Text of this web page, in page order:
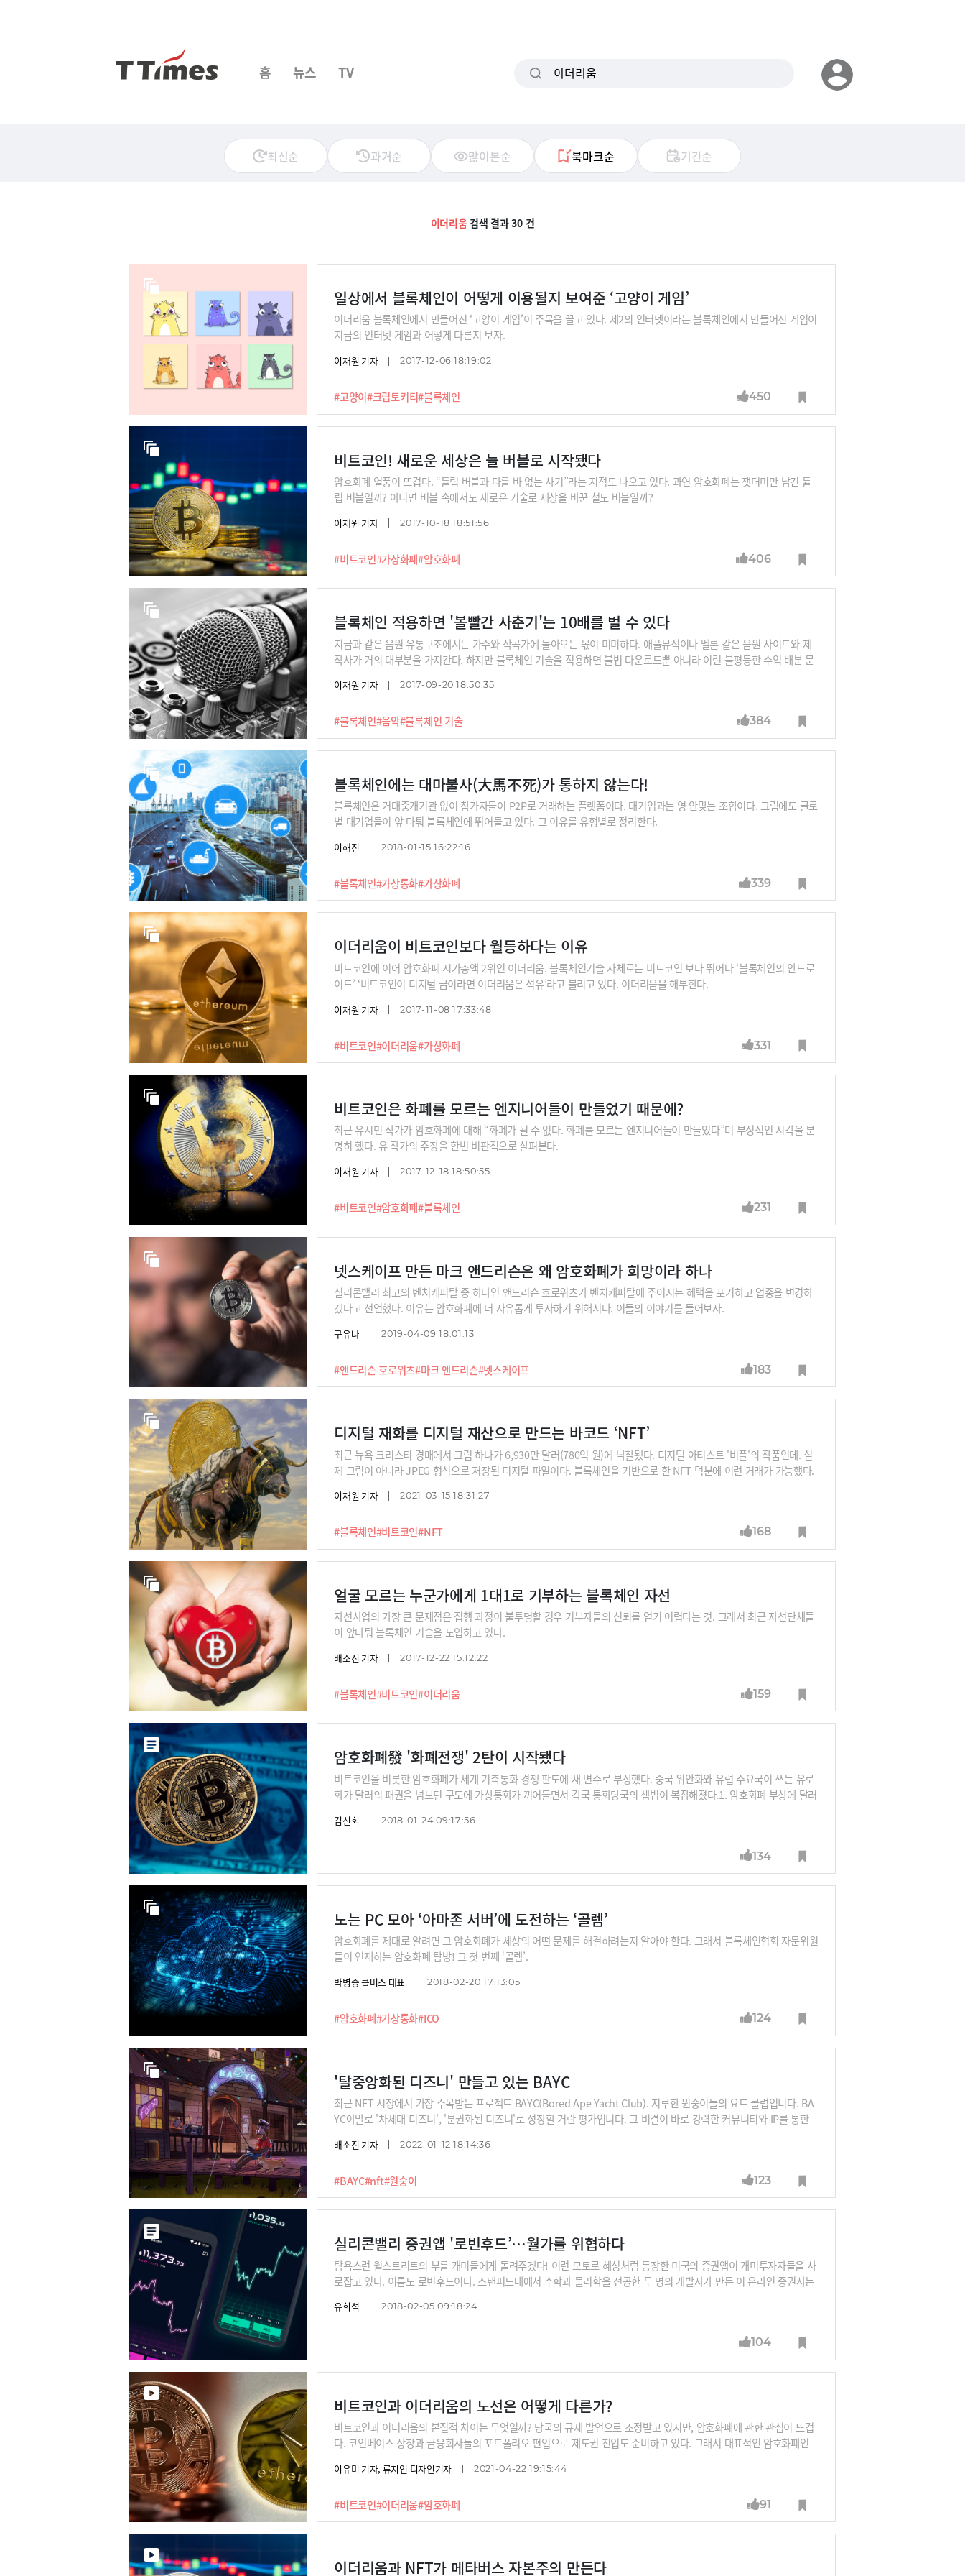
홈 뉴스 TV
최신순 과거순 많이본순 북마크순 기간순
이더리움검색 결과 30 건
일상에서 블록체인이 어떻게 이용될지 보여준 ‘고양이 게임’
#고양이#크립토키티#블록체인
이더리움 블록체인에서 만들어진 ‘고양이 게임’이 주목을 끌고 있다. 제2의 인터넷이라는 블록체인에서 만들어진 게임이
지금의 인터넷 게임과 어떻게 다른지 보자.
이재원 기자 2017-12-06 18:19:02
450
비트코인! 새로운 세상은 늘 버블로 시작됐다
#비트코인#가상화폐#암호화폐
암호화폐 열풍이 뜨겁다. “튤립 버블과 다를 바 없는 사기”라는 지적도 나오고 있다. 과연 암호화폐는 잿더미만 남긴 튤
립 버블일까? 아니면 버블 속에서도 새로운 기술로 세상을 바꾼 철도 버블일까?
이재원 기자 2017-10-18 18:51:56
406
블록체인 적용하면 '볼빨간 사춘기'는 10배를 벌 수 있다
#블록체인#음악#블록체인 기술
지금과 같은 음원 유통구조에서는 가수와 작곡가에 돌아오는 몫이 미미하다. 애플뮤직이나 멜론 같은 음원 사이트와 제
작사가 거의 대부분을 가져간다. 하지만 블록체인 기술을 적용하면 불법 다운로드뿐 아니라 이런 불평등한 수익 배분 문
이재원 기자 2017-09-20 18:50:35
384
블록체인에는 대마불사(大馬不死)가 통하지 않는다!
#블록체인#가상통화#가상화폐
블록체인은 거대중개기관 없이 참가자들이 P2P로 거래하는 플랫폼이다. 대기업과는 영 안맞는 조합이다. 그럼에도 글로
벌 대기업들이 앞 다퉈 블록체인에 뛰어들고 있다. 그 이유를 유형별로 정리한다.
이해진 2018-01-15 16:22:16
339
이더리움이 비트코인보다 월등하다는 이유
#비트코인#이더리움#가상화폐
비트코인에 이어 암호화폐 시가총액 2위인 이더리움. 블록체인기술 자체로는 비트코인 보다 뛰어나 ‘블록체인의 안드로
이드’ ‘비트코인이 디지털 금이라면 이더리움은 석유’라고 불리고 있다. 이더리움을 해부한다.
이재원 기자 2017-11-08 17:33:48
331
비트코인은 화폐를 모르는 엔지니어들이 만들었기 때문에?
#비트코인#암호화폐#블록체인
최근 유시민 작가가 암호화폐에 대해 “화폐가 될 수 없다. 화폐를 모르는 엔지니어들이 만들었다”며 부정적인 시각을 분
명히 했다. 유 작가의 주장을 한번 비판적으로 살펴본다.
이재원 기자 2017-12-18 18:50:55
231
넷스케이프 만든 마크 앤드리슨은 왜 암호화폐가 희망이라 하나
#앤드리슨 호로위츠#마크 앤드리슨#넷스케이프
실리콘밸리 최고의 벤처캐피탈 중 하나인 앤드리슨 호로위츠가 벤처캐피탈에 주어지는 혜택을 포기하고 업종을 변경하
겠다고 선언했다. 이유는 암호화폐에 더 자유롭게 투자하기 위해서다. 이들의 이야기를 들어보자.
구유나 2019-04-09 18:01:13
183
디지털 재화를 디지털 재산으로 만드는 바코드 ‘NFT’
#블록체인#비트코인#NFT
최근 뉴욕 크리스티 경매에서 그림 하나가 6,930만 달러(780억 원)에 낙찰됐다. 디지털 아티스트 '비플'의 작품인데. 실
제 그림이 아니라 JPEG 형식으로 저장된 디지털 파일이다. 블록체인을 기반으로 한 NFT 덕분에 이런 거래가 가능했다.
이재원 기자 2021-03-15 18:31:27
168
얼굴 모르는 누군가에게 1대1로 기부하는 블록체인 자선
#블록체인#비트코인#이더리움
자선사업의 가장 큰 문제점은 집행 과정이 불투명할 경우 기부자들의 신뢰를 얻기 어렵다는 것. 그래서 최근 자선단체들
이 앞다퉈 블록체인 기술을 도입하고 있다.
배소진 기자 2017-12-22 15:12:22
159
암호화폐發 '화폐전쟁' 2탄이 시작됐다
비트코인을 비롯한 암호화폐가 세계 기축통화 경쟁 판도에 새 변수로 부상했다. 중국 위안화와 유럽 주요국이 쓰는 유로
화가 달러의 패권을 넘보던 구도에 가상통화가 끼어들면서 각국 통화당국의 셈법이 복잡해졌다.1. 암호화폐 부상에 달러
위안, 유로화의 싸움이었다. 후발주자인 중국의 공세가 특히 돋보였다. 덕분에 위안화는 2016년 국제통화기금(IMF) 준
김신회 2018-01-24 09:17:56
134
노는 PC 모아 ‘아마존 서버’에 도전하는 ‘골렘’
#암호화폐#가상통화#ICO
암호화폐를 제대로 알려면 그 암호화폐가 세상의 어떤 문제를 해결하려는지 알아야 한다. 그래서 블록체인협회 자문위원
들이 연재하는 암호화폐 탐방! 그 첫 번째 ‘골렘’.
박병종 콜버스 대표 2018-02-20 17:13:05
124
'탈중앙화된 디즈니' 만들고 있는 BAYC
#BAYC#nft#원숭이
최근 NFT 시장에서 가장 주목받는 프로젝트 BAYC(Bored Ape Yacht Club). 지루한 원숭이들의 요트 클럽입니다. BA
YC야말로 '차세대 디즈니', '분권화된 디즈니'로 성장할 거란 평가입니다. 그 비결이 바로 강력한 커뮤니티와 IP를 통한
식만큼은 배워야 할 것 같습니다.
배소진 기자 2022-01-12 18:14:36
123
실리콘밸리 증권앱 '로빈후드’…월가를 위협하다
탐욕스런 월스트리트의 부를 개미들에게 돌려주겠다! 이런 모토로 혜성처럼 등장한 미국의 증권앱이 개미투자자들을 사
로잡고 있다. 이름도 로빈후드이다. 스탠퍼드대에서 수학과 물리학을 전공한 두 명의 개발자가 만든 이 온라인 증권사는
지 않고 있고 곧 암호화폐 거래도 무료로 제공할 예정이다.상식 파괴, 수수료 없는 주식 거래 로빈후드는 2013년 설립돼
유희석 2018-02-05 09:18:24
104
비트코인과 이더리움의 노선은 어떻게 다른가?
#비트코인#이더리움#암호화폐
비트코인과 이더리움의 본질적 차이는 무엇일까? 당국의 규제 발언으로 조정받고 있지만, 암호화폐에 관한 관심이 뜨겁
다. 코인베이스 상장과 금융회사들의 포트폴리오 편입으로 제도권 진입도 준비하고 있다. 그래서 대표적인 암호화폐인
이유미 기자, 류지인 디자인기자 2021-04-22 19:15:44
91
이더리움과 NFT가 메타버스 자본주의 만든다